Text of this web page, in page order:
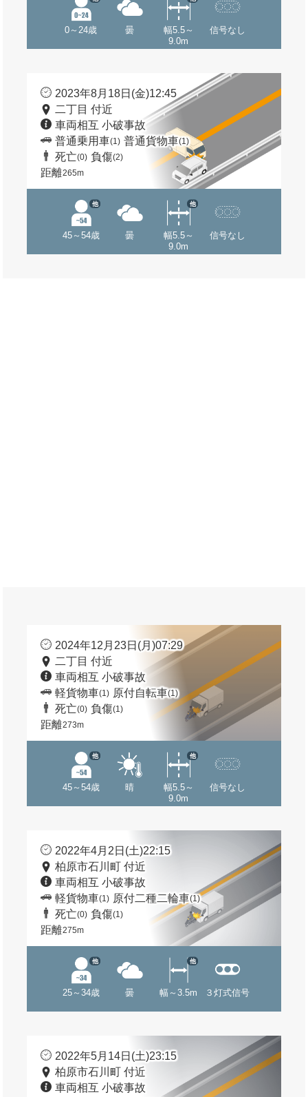
0～24歳 曇
幅5.5～
9.0m
信号なし
2023年8月18日(金)12:45
二丁目 付近
車両相互 小破事故
普通乗用車(1) 普通貨物車(1)
死亡(0) 負傷(2)
距離265m
45～54歳
他
曇
幅5.5～
9.0m
他
信号なし
2024年12月23日(月)07:29
二丁目 付近
車両相互 小破事故
軽貨物車(1) 原付自転車(1)
死亡(0) 負傷(1)
距離273m
45～54歳
他
晴
幅5.5～
9.0m
他
信号なし
2022年4月2日(土)22:15
柏原市石川町 付近
車両相互 小破事故
軽貨物車(1) 原付二種二輪車(1)
死亡(0) 負傷(1)
距離275m
25～34歳
他
曇 幅～3.5m
他
３灯式信号
2022年5月14日(土)23:15
柏原市石川町 付近
車両相互 小破事故